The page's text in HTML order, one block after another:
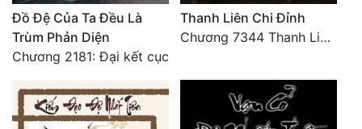
Đồ Đệ Của Ta Đều Là
Trùm Phản Diện
Chương 2181: Đại kết cục
Thanh Liên Chi Đỉnh
Chương 7344 Thanh Liên đỉnh (Đại kết cục) (2) HẾT.